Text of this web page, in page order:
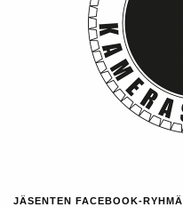
JÄSENTEN FACEBOOK-RYHMÄ